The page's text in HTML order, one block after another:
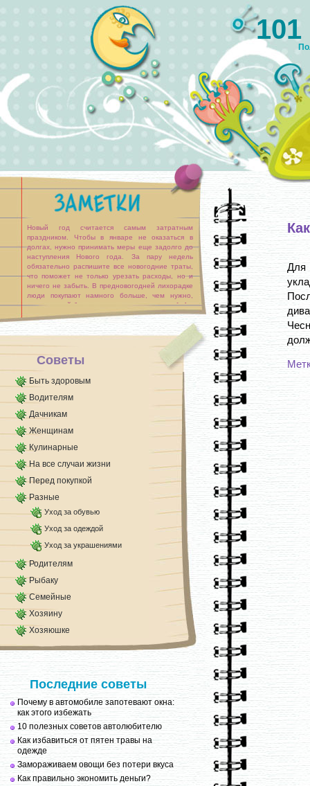
Новый год считается самым затратным
праздником. Чтобы в январе не оказаться в
долгах, нужно принимать меры еще задолго до
наступления Нового года. За пару недель
обязательно распишите все новогодние траты,
что поможет не только урезать расходы, но и
ничего не забыть. В предновогодней лихорадке
люди покупают намного больше, чем нужно,
поэтому свой бюджет надо контролировать [...]
Советы
Быть здоровым
Водителям
Дачникам
Женщинам
Кулинарные
На все случаи жизни
Перед покупкой
Разные
Уход за обувью
Уход за одеждой
Уход за украшениями
Родителям
Рыбаку
Семейные
Хозяину
Хозяюшке
Последние советы
Почему в автомобиле запотевают окна:
как этого избежать
10 полезных советов автолюбителю
Как избавиться от пятен травы на
одежде
Замораживаем овощи без потери вкуса
Как правильно экономить деньги?
Для